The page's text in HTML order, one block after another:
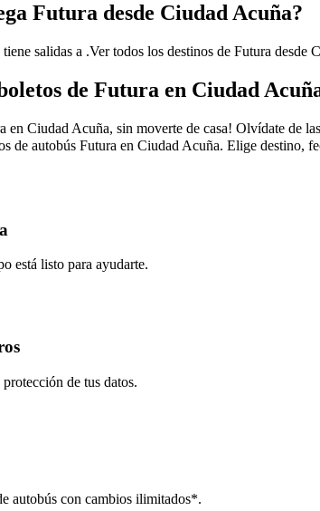
Futura desde Ciudad Acuña?
salidas a .Ver todos los destinos de Futura desde
de Futura en Ciudad
en Ciudad Acuña, sin moverte de casa! Olvídate de
de autobús Futura en Ciudad Acuña. Elige destino,
está listo para ayudarte.
de tus datos.
autobús con cambios ilimitados*.